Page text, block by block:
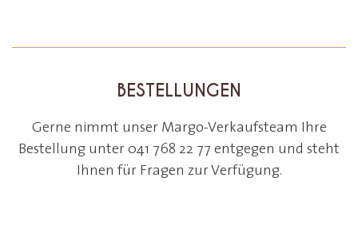
BESTELLUNGEN
Gerne nimmt unser Margo-Verkaufsteam Ihre
Bestellung unter 041 768 22 77 entgegen und steht
Ihnen für Fragen zur Verfügung.